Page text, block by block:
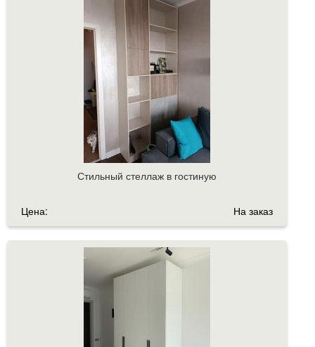
Стильный стеллаж в гостиную
Цена: На заказ